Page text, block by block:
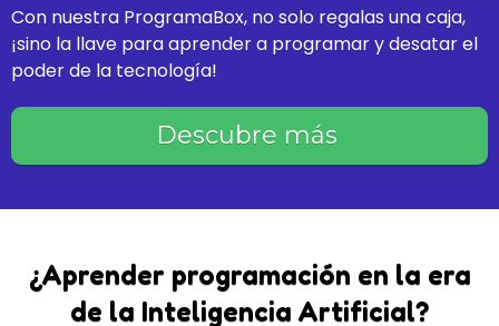
Con nuestra ProgramaBox, no solo regalas una caja,
¡sino la llave para aprender a programar y desatar el
poder de la tecnología!
Descubre más
¿Aprender programación en la era
de la Inteligencia Artificial?